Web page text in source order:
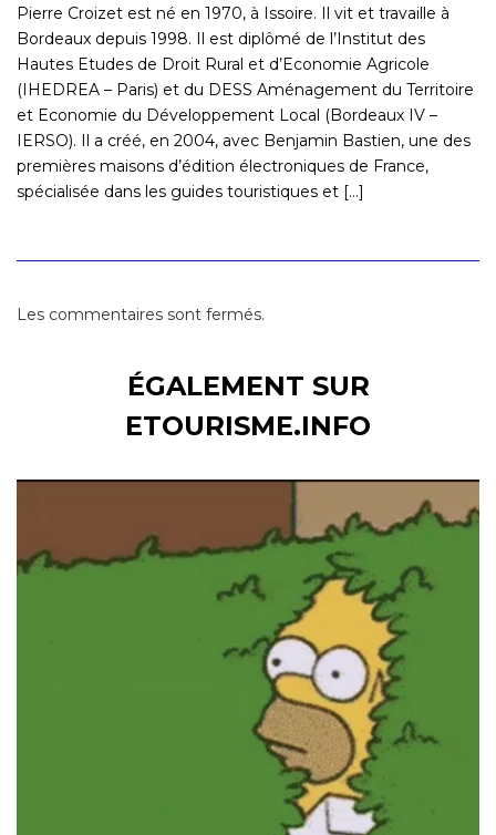
Pierre Croizet est né en 1970, à Issoire. Il vit et travaille à
Bordeaux depuis 1998. Il est diplômé de l’Institut des
Hautes Etudes de Droit Rural et d’Economie Agricole
(IHEDREA – Paris) et du DESS Aménagement du Territoire
et Economie du Développement Local (Bordeaux IV –
IERSO). Il a créé, en 2004, avec Benjamin Bastien, une des
premières maisons d’édition électroniques de France,
spécialisée dans les guides touristiques et [...]
Les commentaires sont fermés.
ÉGALEMENT SUR
ETOURISME.INFO